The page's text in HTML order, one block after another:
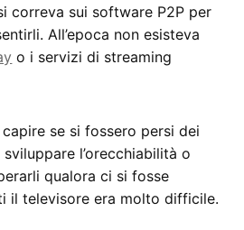
correva sui software P2P per
All’epoca non esisteva
o i servizi di streaming
se si fossero persi dei
l’orecchiabilità o
qualora ci si fosse
il televisore era molto difficile.